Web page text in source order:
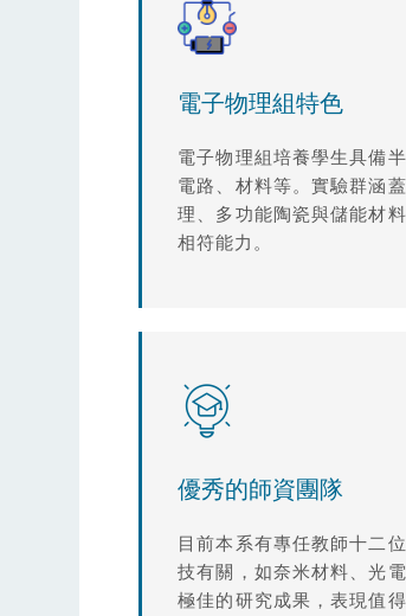
電子物理組特色
電子物理組培養學生具備
電路、材料等。實驗群涵
理、多功能陶瓷與儲能材
相符能力。
優秀的師資團隊
目前本系有專任教師十二
技有關，如奈米材料、光
極佳的研究成果，表現值